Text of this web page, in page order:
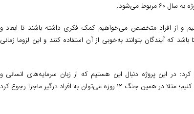
و از افراد متخصص می‌خواهیم کمک فکری داشته باشند تا ابعاد و
که آیندگان بتوانند به‌خوبی از آن استفاده کنند و این لزوما زمانی
در این پروژه دنبال این هستیم که از زبان سرمایه‌های انسانی و
گنجینه‌های آذربایجان روایت های مهم را با فیلم و صوت ضبط کنیم؛ مثلا در همین جنگ ۱۲ روزه می‌توان به افراد درگیر ماجرا رجوع کرد